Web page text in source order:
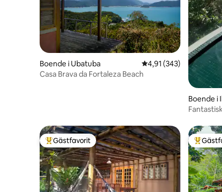
Boende i Ubatuba 4,91 av 5 i
4,91 (343)
Casa Brava da Fortaleza Beach
Boende i
Populär gästfavorit
Gästfavorit